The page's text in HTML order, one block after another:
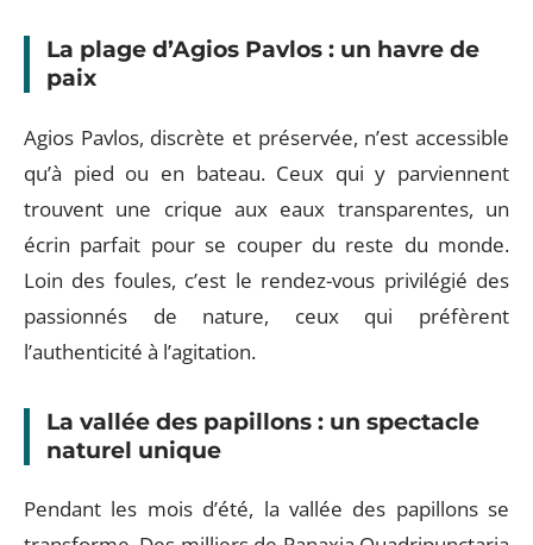
La plage d’Agios Pavlos : un havre de
paix
Agios Pavlos, discrète et préservée, n’est accessible
qu’à pied ou en bateau. Ceux qui y parviennent
trouvent une crique aux eaux transparentes, un
écrin parfait pour se couper du reste du monde.
Loin des foules, c’est le rendez-vous privilégié des
passionnés de nature, ceux qui préfèrent
l’authenticité à l’agitation.
La vallée des papillons : un spectacle
naturel unique
Pendant les mois d’été, la vallée des papillons se